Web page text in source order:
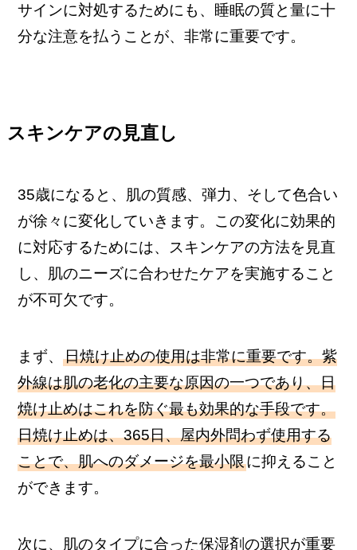
サインに対処するためにも、睡眠の質と量に十
分な注意を払うことが、非常に重要です。
スキンケアの見直し
35歳になると、肌の質感、弾力、そして色合い
が徐々に変化していきます。この変化に効果的
に対応するためには、スキンケアの方法を見直
し、肌のニーズに合わせたケアを実施すること
が不可欠です。
まず、日焼け止めの使用は非常に重要です。紫
外線は肌の老化の主要な原因の一つであり、日
焼け止めはこれを防ぐ最も効果的な手段です。
日焼け止めは、365日、屋内外問わず使用する
ことで、肌へのダメージを最小限に抑えること
ができます。
次に、肌のタイプに合った保湿剤の選択が重要